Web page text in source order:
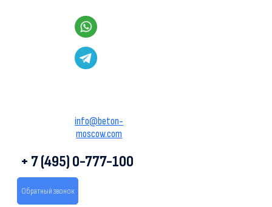
info@beton-
moscow.com
+ 7 (495) 0-777-100
Обратный звонок